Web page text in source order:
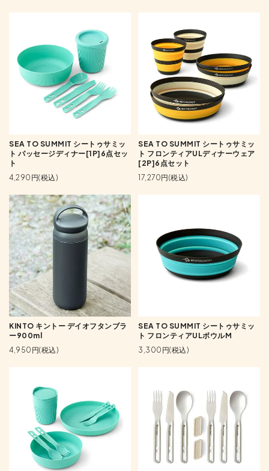
SEA TO SUMMIT シートゥサミッ
ト パッセージディナー[1P]6点セッ
ト
4,290円(税込)
SEA TO SUMMIT シートゥサミッ
ト フロンティアULディナーウェア
[2P]6点セット
17,270円(税込)
KINTO キントー デイオフタンブラ
ー900ml
4,950円(税込)
SEA TO SUMMIT シートゥサミッ
ト フロンティアULボウルM
3,300円(税込)